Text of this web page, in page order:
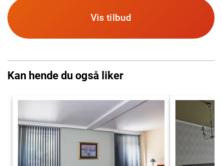
Vis tilbud
Kan hende du også liker